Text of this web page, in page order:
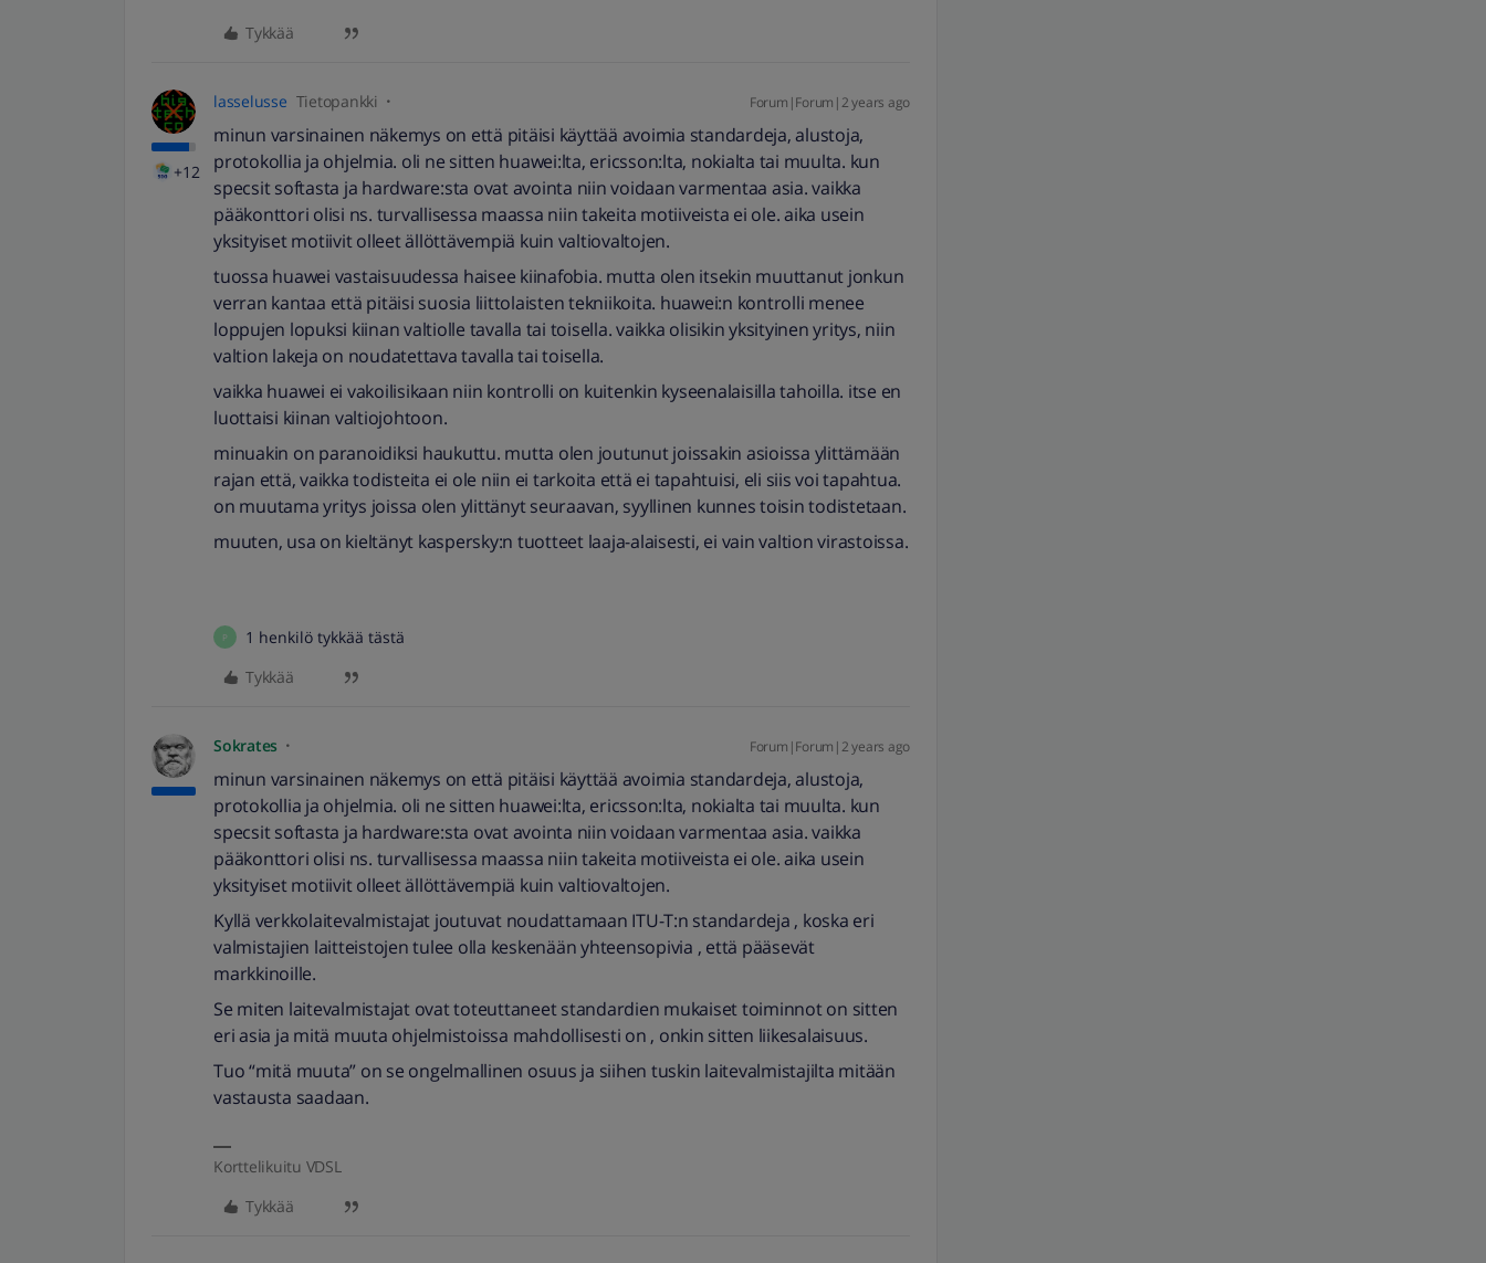
Tykkää
+12
lasselusse Tietopankki Forum|Forum|2 years ago
minun varsinainen näkemys on että pitäisi käyttää avoimia standardeja, alustoja,
protokollia ja ohjelmia. oli ne sitten huawei:lta, ericsson:lta, nokialta tai muulta. kun
specsit softasta ja hardware:sta ovat avointa niin voidaan varmentaa asia. vaikka
pääkonttori olisi ns. turvallisessa maassa niin takeita motiiveista ei ole. aika usein
yksityiset motiivit olleet ällöttävempiä kuin valtiovaltojen.
tuossa huawei vastaisuudessa haisee kiinafobia. mutta olen itsekin muuttanut jonkun
verran kantaa että pitäisi suosia liittolaisten tekniikoita. huawei:n kontrolli menee
loppujen lopuksi kiinan valtiolle tavalla tai toisella. vaikka olisikin yksityinen yritys, niin
valtion lakeja on noudatettava tavalla tai toisella.
vaikka huawei ei vakoilisikaan niin kontrolli on kuitenkin kyseenalaisilla tahoilla. itse en
luottaisi kiinan valtiojohtoon.
minuakin on paranoidiksi haukuttu. mutta olen joutunut joissakin asioissa ylittämään
rajan että, vaikka todisteita ei ole niin ei tarkoita että ei tapahtuisi, eli siis voi tapahtua.
on muutama yritys joissa olen ylittänyt seuraavan, syyllinen kunnes toisin todistetaan.
muuten, usa on kieltänyt kaspersky:n tuotteet laaja-alaisesti, ei vain valtion virastoissa.
P
1 henkilö tykkää tästä
Tykkää
Sokrates Forum|Forum|2 years ago
minun varsinainen näkemys on että pitäisi käyttää avoimia standardeja, alustoja,
protokollia ja ohjelmia. oli ne sitten huawei:lta, ericsson:lta, nokialta tai muulta. kun
specsit softasta ja hardware:sta ovat avointa niin voidaan varmentaa asia. vaikka
pääkonttori olisi ns. turvallisessa maassa niin takeita motiiveista ei ole. aika usein
yksityiset motiivit olleet ällöttävempiä kuin valtiovaltojen.
Kyllä verkkolaitevalmistajat joutuvat noudattamaan ITU-T:n standardeja , koska eri
valmistajien laitteistojen tulee olla keskenään yhteensopivia , että pääsevät
markkinoille.
Se miten laitevalmistajat ovat toteuttaneet standardien mukaiset toiminnot on sitten
eri asia ja mitä muuta ohjelmistoissa mahdollisesti on , onkin sitten liikesalaisuus.
Tuo “mitä muuta” on se ongelmallinen osuus ja siihen tuskin laitevalmistajilta mitään
vastausta saadaan.
Korttelikuitu VDSL
Tykkää